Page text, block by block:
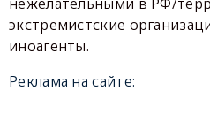
экстремистские
иноагенты.
Реклама на сайте: